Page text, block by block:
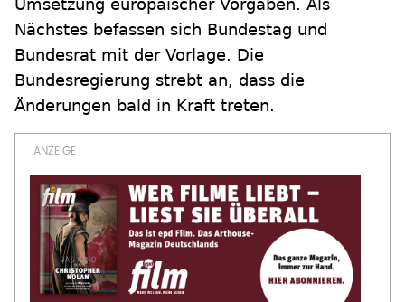
Umsetzung europäischer Vorgaben. Als
Nächstes befassen sich Bundestag und
Bundesrat mit der Vorlage. Die
Bundesregierung strebt an, dass die
Änderungen bald in Kraft treten.